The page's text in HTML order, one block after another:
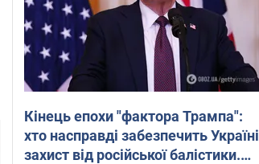
Кінець епохи "фактора Трампа":
хто насправді забезпечить Україні
захист від російської балістики.